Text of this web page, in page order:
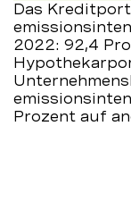
Das
2022: 92,4
Prozent auf